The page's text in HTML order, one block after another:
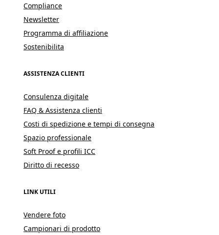
Compliance
Newsletter
Programma di affiliazione
Sostenibilita
ASSISTENZA CLIENTI
Consulenza digitale
FAQ & Assistenza clienti
Costi di spedizione e tempi di consegna
Spazio professionale
Soft Proof e profili ICC
Diritto di recesso
LINK UTILI
Vendere foto
Campionari di prodotto